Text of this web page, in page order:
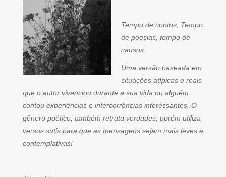
Tempo de contos, Tempo
de poesias, tempo de
causos.
Uma versão baseada em
situações atípicas e reais
que o autor vivenciou durante a sua vida ou alguém
contou experiências e intercorrências interessantes. O
gênero poético, também retrata verdades, porém utiliza
versos sutis para que as mensagens sejam mais leves e
contemplativas!